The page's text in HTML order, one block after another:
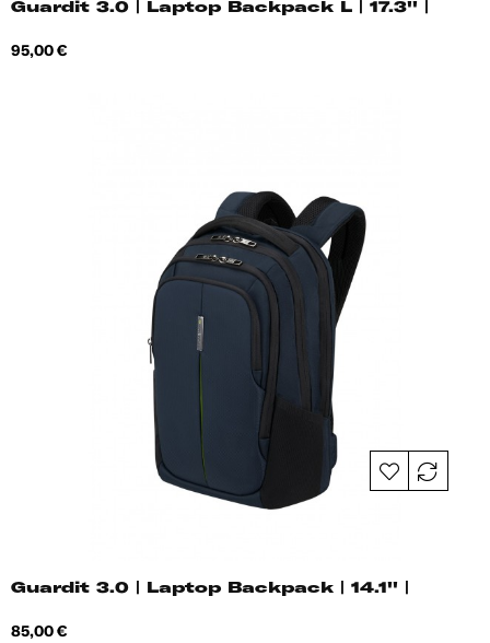
Guardit 3.0 | Laptop Backpack L | 17.3'' |
Hind
95,00 €
Guardit 3.0 | Laptop Backpack | 14.1'' |
Hind
85,00 €